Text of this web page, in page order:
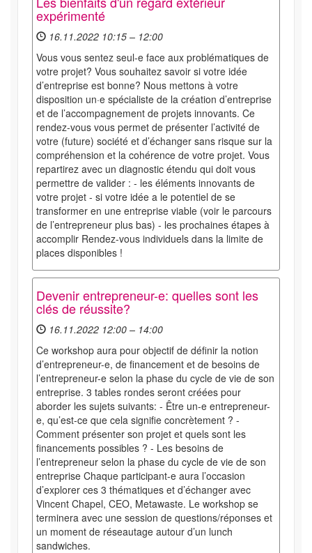
expérimenté
16.11.2022 10:15 – 12:00
Vous vous sentez seul-e face aux problématiques de
votre projet? Vous souhaitez savoir si votre idée
d’entreprise est bonne? Nous mettons à votre
disposition un·e spécialiste de la création d’entreprise
et de l’accompagnement de projets innovants. Ce
rendez-vous vous permet de présenter l’activité de
votre (future) société et d’échanger sans risque sur la
compréhension et la cohérence de votre projet. Vous
repartirez avec un diagnostic étendu qui doit vous
permettre de valider : - les éléments innovants de
votre projet - si votre idée a le potentiel de se
transformer en une entreprise viable (voir le parcours
de l’entrepreneur plus bas) - les prochaines étapes à
accomplir Rendez-vous individuels dans la limite de
places disponibles !
Devenir entrepreneur-e: quelles sont les
clés de réussite?
16.11.2022 12:00 – 14:00
Ce workshop aura pour objectif de définir la notion
d’entrepreneur-e, de financement et de besoins de
l’entrepreneur-e selon la phase du cycle de vie de son
entreprise. 3 tables rondes seront créées pour
aborder les sujets suivants: - Être un-e entrepreneur-
e, qu’est-ce que cela signifie concrètement ? -
Comment présenter son projet et quels sont les
financements possibles ? - Les besoins de
l’entrepreneur selon la phase du cycle de vie de son
entreprise Chaque participant-e aura l’occasion
d’explorer ces 3 thématiques et d’échanger avec
Vincent Chapel, CEO, Metawaste. Le workshop se
terminera avec une session de questions/réponses et
un moment de réseautage autour d’un lunch
sandwiches.